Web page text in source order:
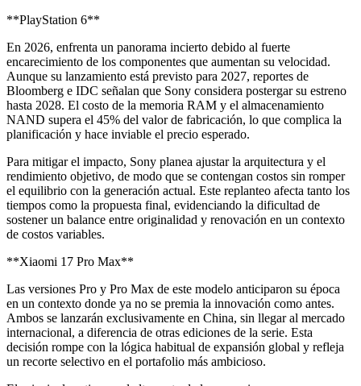
**PlayStation 6**
En 2026, enfrenta un panorama incierto debido al fuerte
encarecimiento de los componentes que aumentan su velocidad.
Aunque su lanzamiento está previsto para 2027, reportes de
Bloomberg e IDC señalan que Sony considera postergar su estreno
hasta 2028. El costo de la memoria RAM y el almacenamiento
NAND supera el 45% del valor de fabricación, lo que complica la
planificación y hace inviable el precio esperado.
Para mitigar el impacto, Sony planea ajustar la arquitectura y el
rendimiento objetivo, de modo que se contengan costos sin romper
el equilibrio con la generación actual. Este replanteo afecta tanto los
tiempos como la propuesta final, evidenciando la dificultad de
sostener un balance entre originalidad y renovación en un contexto
de costos variables.
**Xiaomi 17 Pro Max**
Las versiones Pro y Pro Max de este modelo anticiparon su época
en un contexto donde ya no se premia la innovación como antes.
Ambos se lanzarán exclusivamente en China, sin llegar al mercado
internacional, a diferencia de otras ediciones de la serie. Esta
decisión rompe con la lógica habitual de expansión global y refleja
un recorte selectivo en el portafolio más ambicioso.